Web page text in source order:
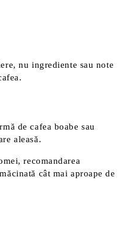
nu ingrediente sau note
de cafea boabe sau
aleasă.
recomandarea
cât mai aproape de